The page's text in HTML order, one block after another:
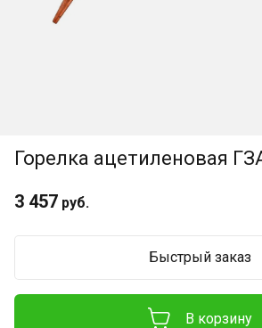
Горелка ацетиленовая
3 457 руб.
В корзину
Быстрый заказ